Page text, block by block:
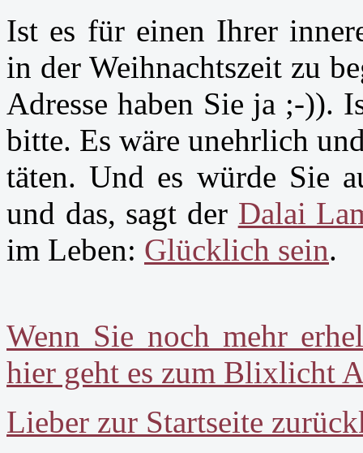
Ist es für einen Ihrer
in der Weihnachtszeit zu
Adresse haben Sie ja ;-)).
bitte. Es wäre unehrlich
täten. Und es würde Sie
und das, sagt der Dalai
im Leben: Glücklich sein.
Wenn Sie noch mehr
hier geht es zum Blixlicht
Lieber zur Startseite